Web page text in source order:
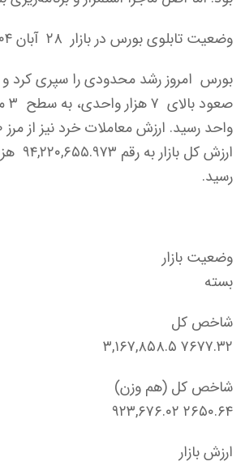
وضعیت تابلوی بورس در بازار ۲۸ آبان ۱۴۰۴
بورس امروز رشد محدودی را سپری کرد
ارزش
رسید.
وضعیت بازار
بسته
شاخص کل
۳,۱۶۷,۸۵۸.۵ ۷۶۷۷.۳۲
شاخص کل (هم وزن)
۹۲۳,۶۷۶.۰۲ ۲۶۵۰.۶۴
ارزش بازار